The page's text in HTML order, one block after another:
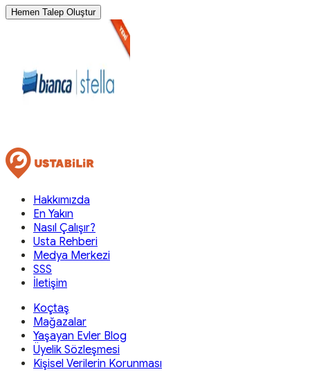
Hemen Talep Oluştur
Hakkımızda
En Yakın
Nasıl Çalışır?
Usta Rehberi
Medya Merkezi
SSS
İletişim
Koçtaş
Mağazalar
Yaşayan Evler Blog
Üyelik Sözleşmesi
Kişisel Verilerin Korunması